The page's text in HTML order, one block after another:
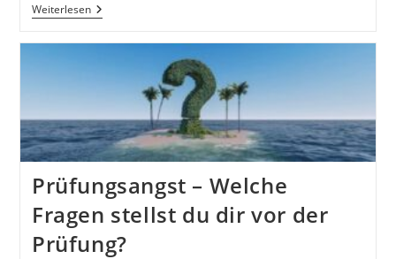
WeiterlesenNachhaltiges
Lernen
Dauerhaft
An
Deinen
Lernstoff
Prüfungsangst – Welche
Fragen stellst du dir vor der
Prüfung?